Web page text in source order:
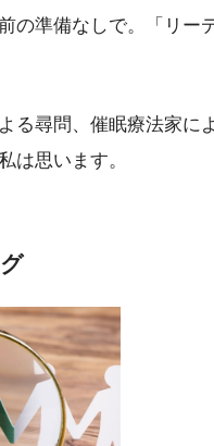
の準備なしで。「リー
る尋問、催眠療法家に
は思います。